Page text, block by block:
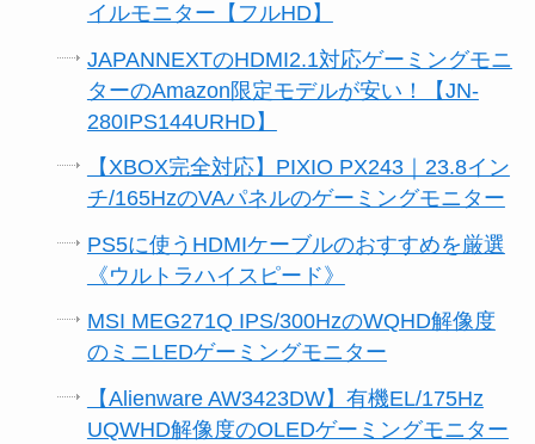
イルモニター【フルHD】
JAPANNEXTのHDMI2.1対応ゲーミングモニ
ターのAmazon限定モデルが安い！【JN-
280IPS144URHD】
【XBOX完全対応】PIXIO PX243｜23.8イン
チ/165HzのVAパネルのゲーミングモニター
PS5に使うHDMIケーブルのおすすめを厳選
《ウルトラハイスピード》
MSI MEG271Q IPS/300HzのWQHD解像度
のミニLEDゲーミングモニター
【Alienware AW3423DW】有機EL/175Hz
UQWHD解像度のOLEDゲーミングモニター